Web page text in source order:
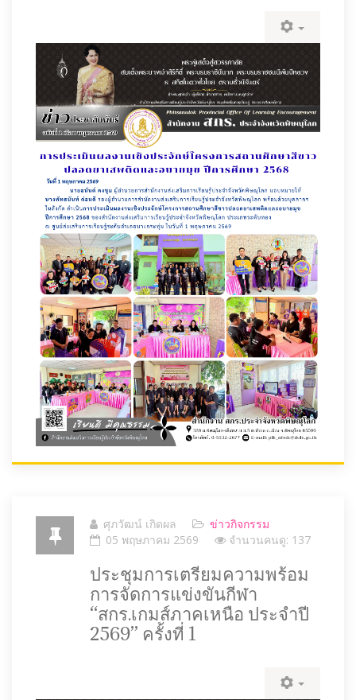
ศุภวัฒน์ เกิดผล
ข่าวกิจกรรม
05 พฤษภาคม 2569
จำนวนคนดู: 137
ประชุมการเตรียมความพร้อม
การจัดการแข่งขันกีฬา
“สกร.เกมส์ภาคเหนือ ประจำปี
2569” ครั้งที่ 1